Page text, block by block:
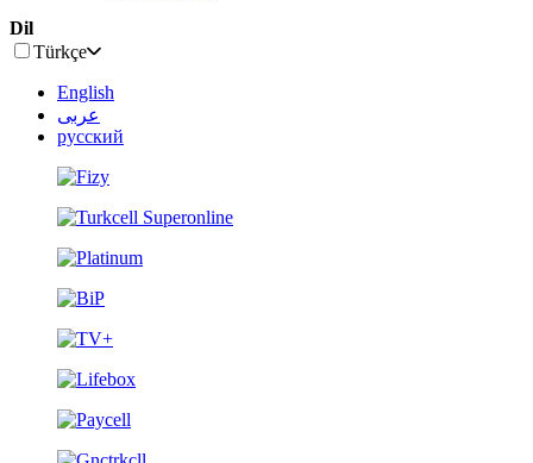
Dil
Türkçe
English
عربى
русский